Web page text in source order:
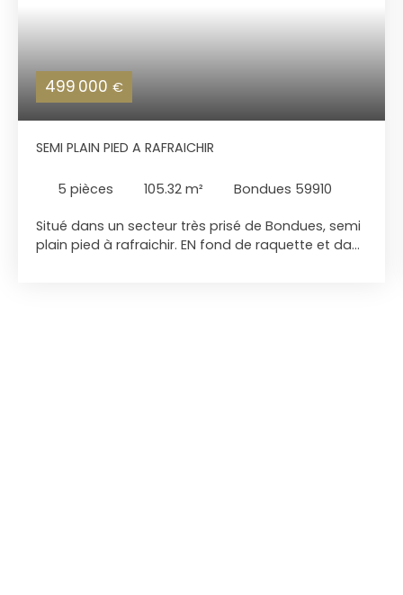
499 000 €
SEMI PLAIN PIED A RAFRAICHIR
5 pièces 105.32 m² Bondues 59910
Situé dans un secteur très prisé de Bondues, semi
plain pied à rafraichir. EN fond de raquette et dans